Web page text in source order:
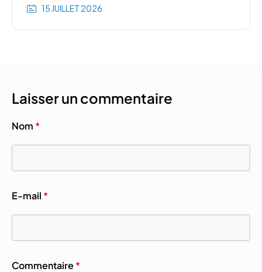
15 JUILLET 2026
Laisser un commentaire
Nom *
E-mail *
Commentaire *